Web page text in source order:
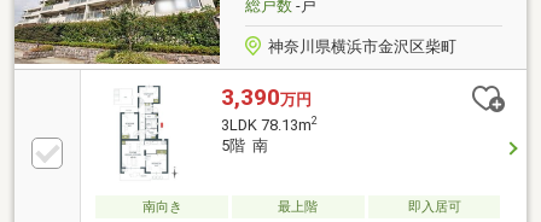
総戸数-戸
神奈川県横浜市金沢区柴町
3,390万円
3LDK 78.13m2
5階 南
南向き 最上階 即入居可